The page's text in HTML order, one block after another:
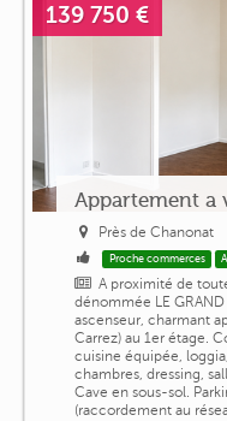
139 750 €
Appartement a
Près de Chanonat
Proche commerces
A proximité de
dénommée LE
ascenseur, charmant
Carrez) au 1er étage.
cuisine équipée,
chambres, dressing,
Cave en sous-sol.
(raccordement au